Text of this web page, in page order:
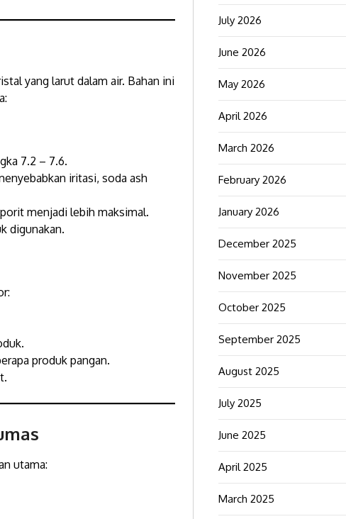
yang larut dalam air. Bahan ini
7.2 – 7.6.
iritasi, soda ash
menjadi lebih maksimal.
digunakan.
produk pangan.
utama:
July 2026
June 2026
May 2026
April 2026
March 2026
February 2026
January 2026
December 2025
November 2025
October 2025
September 2025
August 2025
July 2025
June 2025
April 2025
March 2025